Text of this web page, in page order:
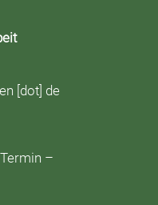
[dot] de
–